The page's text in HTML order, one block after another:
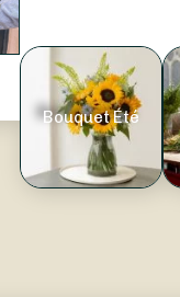
Bouquet Été